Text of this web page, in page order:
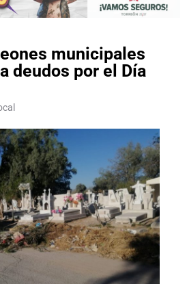
municipales
deudos por el Día